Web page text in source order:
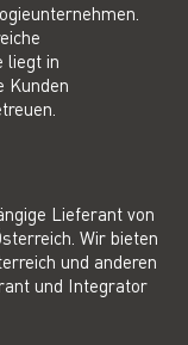
liegt in
Kunden
Lieferant von
Wir bieten
und anderen
und Integrator